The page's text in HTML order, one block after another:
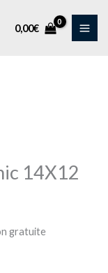
0,00€
14X12
gratuite